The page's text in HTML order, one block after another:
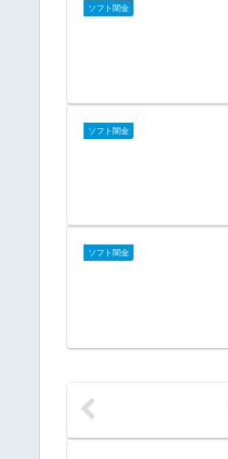
ソフト闇金
ソフト闇金
ソフト闇金